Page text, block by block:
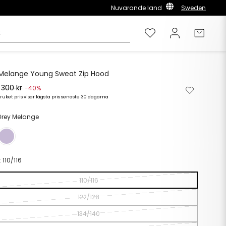
Nuvarande land Sweden
ÖnskelistaLogga in
Young Sweat Zip Hood
300 kr -40%
pris visar lägsta pris senaste 30 dagarna
Lägg
Melange
110/116
110/116
122/128
134/140